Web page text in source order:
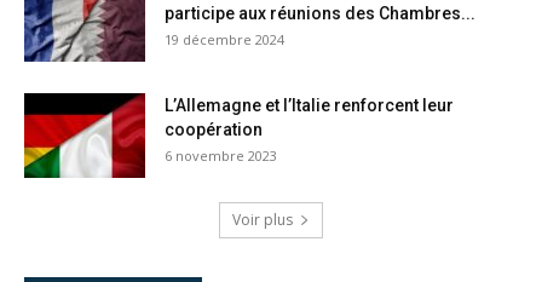
participe aux réunions des Chambres...
19 décembre 2024
L’Allemagne et l’Italie renforcent leur
coopération
6 novembre 2023
Voir plus